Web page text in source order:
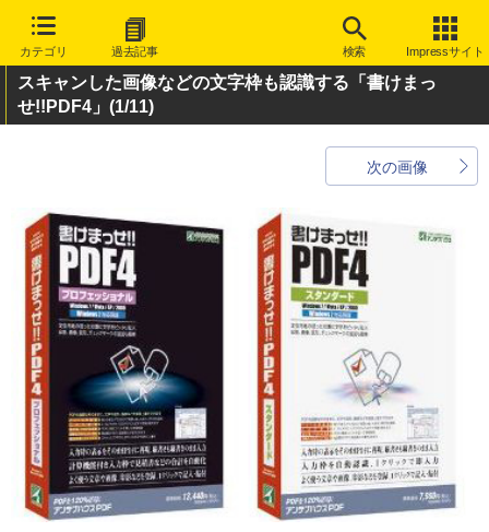
カテゴリ 過去記事 検索 Impressサイト
スキャンした画像などの文字枠も認識する「書けまっ
せ!!PDF4」 (1/11)
次の画像